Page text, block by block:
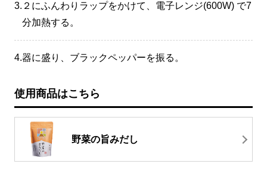
3. ２にふんわりラップをかけて、電子レンジ(600W) で7
分加熱する。
4.器に盛り、ブラックペッパーを振る。
使用商品はこちら
野菜の旨みだし